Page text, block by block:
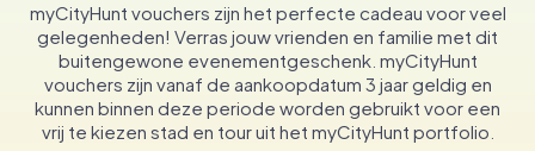
myCityHunt vouchers zijn het perfecte cadeau voor veel
gelegenheden! Verras jouw vrienden en familie met dit
buitengewone evenementgeschenk. myCityHunt
vouchers zijn vanaf de aankoopdatum 3 jaar geldig en
kunnen binnen deze periode worden gebruikt voor een
vrij te kiezen stad en tour uit het myCityHunt portfolio.